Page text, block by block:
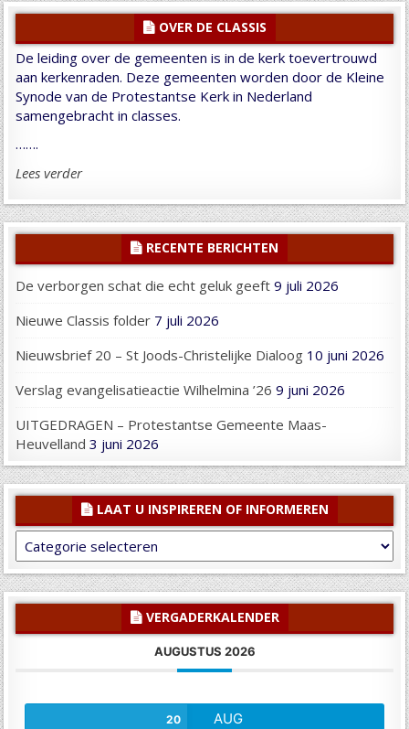
OVER DE CLASSIS
De leiding over de gemeenten is in de kerk toevertrouwd
aan kerkenraden. Deze gemeenten worden door de Kleine
Synode van de Protestantse Kerk in Nederland
samengebracht in classes.
…….
Lees verder
RECENTE BERICHTEN
De verborgen schat die echt geluk geeft 9 juli 2026
Nieuwe Classis folder 7 juli 2026
Nieuwsbrief 20 – St Joods-Christelijke Dialoog 10 juni 2026
Verslag evangelisatieactie Wilhelmina ’26 9 juni 2026
UITGEDRAGEN – Protestantse Gemeente Maas-
Heuvelland 3 juni 2026
LAAT U INSPIREREN OF INFORMEREN
Laat
U
inspireren
of
VERGADERKALENDER
AUGUSTUS 2026
20
AUG